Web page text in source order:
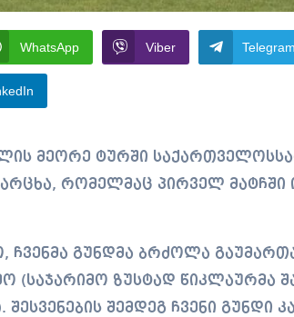
WhatsApp Viber Telegram
რომელმაც პირველ
ჩვენმა გუნდმა ბრძოლა
(საჯარიმო ზუსტად წიკლაურმა
შემდეგ ჩვენი გუნდი